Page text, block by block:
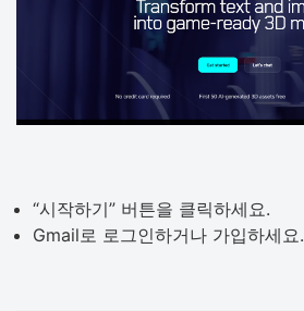
“시작하기” 버튼을 클릭하세요.
Gmail로 로그인하거나 가입하세요.